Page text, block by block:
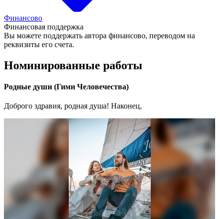
Финансово
Финансовая поддержка
Вы можете поддержать автора финансово, переводом на
реквизиты его счета.
Номинированные работы
Родные души (Гимн Человечества)
Доброго здравия, родная душа! Наконец,